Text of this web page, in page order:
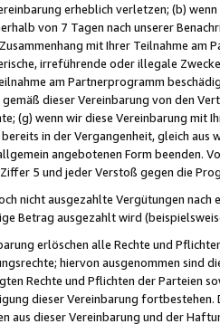
erheblich verletzen; (b)
von 7 Tagen nach unserer
mit Ihrer Teilnahme am
irreführende oder illegale
am Partnerprogramm
dieser Vereinbarung von den
(g) wenn wir diese Vereinbarung mit
in der Vergangenheit, gleich
angebotenen Form beenden.
5 und jeder Verstoß gegen die
nicht ausgezahlte Vergütungen
Betrag ausgezahlt wird
erlöschen alle Rechte und
hiervon ausgenommen sind
Rechte und Pflichten der Parteien
dieser Vereinbarung
aus dieser Vereinbarung und der